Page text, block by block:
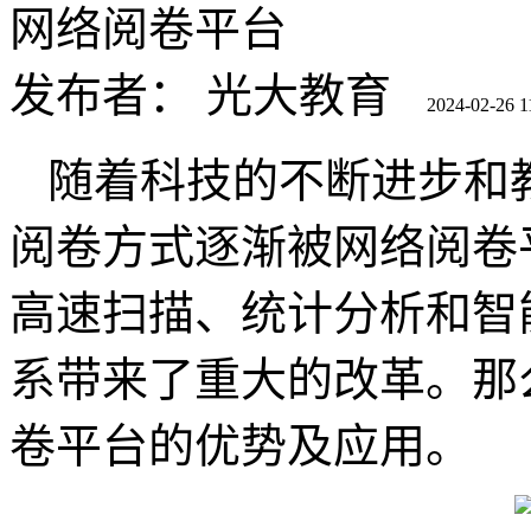
网络阅卷平台
发布者：
光大教育 2024-02-26
随着科技的不断进步
阅卷方式逐渐被网络阅
高速扫描、统计分析和
系带来了重大的改革。
卷平台的优势及应用。